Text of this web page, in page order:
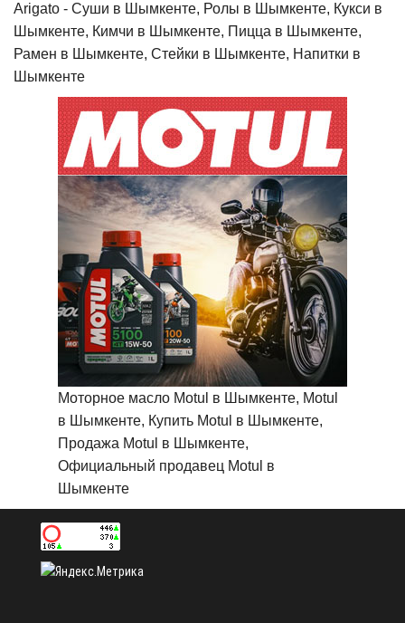
Arigato - Cуши в Шымкенте, Ролы в Шымкенте, Кукси в
Шымкенте, Кимчи в Шымкенте, Пицца в Шымкенте,
Рамен в Шымкенте, Стейки в Шымкенте, Напитки в
Шымкенте
Моторное масло Motul в Шымкенте, Motul
в Шымкенте, Купить Motul в Шымкенте,
Продажа Motul в Шымкенте,
Официальный продавец Motul в
Шымкенте